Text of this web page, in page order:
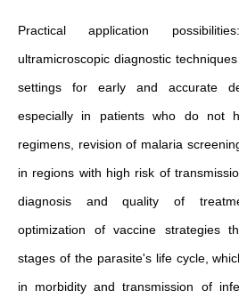
Practical application
ultramicroscopic diagnostic
settings for early and accurate
especially in patients who do not
regimens, revision of malaria
in regions with high risk of
diagnosis and quality of
optimization of vaccine strategies
stages of the parasite's life cycle,
in morbidity and transmission of